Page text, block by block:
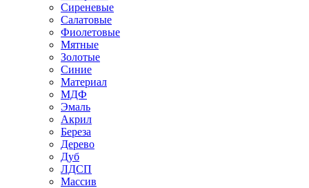
Сиреневые
Салатовые
Фиолетовые
Мятные
Золотые
Синие
Материал
МДФ
Эмаль
Акрил
Береза
Дерево
Дуб
ЛДСП
Массив